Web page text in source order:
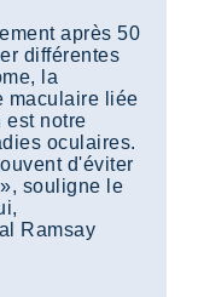
après 50
différentes
la
maculaire liée
est notre
oculaires.
d'éviter
souligne le
Ramsay